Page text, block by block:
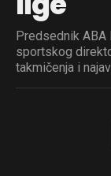
Predsednik
sportskog
takmičenja i